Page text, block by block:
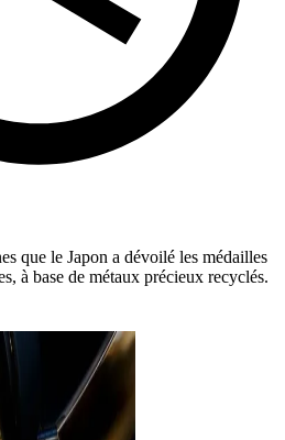
que le Japon a dévoilé les médailles
à base de métaux précieux recyclés.